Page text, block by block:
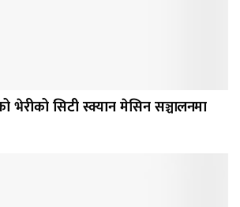
भेरीको सिटी स्क्यान मेसिन सञ्चालनमा